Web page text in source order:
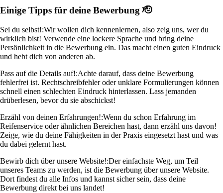
Einige Tipps für deine Bewerbung 🫡
Sei du selbst!:Wir wollen dich kennenlernen, also zeig uns, wer du
wirklich bist! Verwende eine lockere Sprache und bring deine
Persönlichkeit in die Bewerbung ein. Das macht einen guten Eindruck
und hebt dich von anderen ab.
Pass auf die Details auf!:Achte darauf, dass deine Bewerbung
fehlerfrei ist. Rechtschreibfehler oder unklare Formulierungen können
schnell einen schlechten Eindruck hinterlassen. Lass jemanden
drüberlesen, bevor du sie abschickst!
Erzähl von deinen Erfahrungen!:Wenn du schon Erfahrung im
Reifenservice oder ähnlichen Bereichen hast, dann erzähl uns davon!
Zeige, wie du deine Fähigkeiten in der Praxis eingesetzt hast und was
du dabei gelernt hast.
Bewirb dich über unsere Website!:Der einfachste Weg, um Teil
unseres Teams zu werden, ist die Bewerbung über unsere Website.
Dort findest du alle Infos und kannst sicher sein, dass deine
Bewerbung direkt bei uns landet!